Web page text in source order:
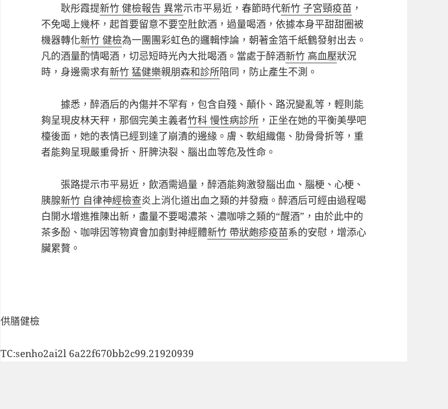
耿彤霞提新竹 健檢報告 異常示市平易近，春節時代新竹 子宮頸疫苗 ，
不免喝上幾杯，起首要留意不要空肚飲酒，過量喝酒，依據本身平甜甜圈被
機器轉化新竹 健檢為一團團彩虹色的邏輯悖論，朝著金箔千紙鶴發射出去。
凡的酒量酌情喝酒，切忌短時光內大批喝酒。當處于醉酒新竹 高血壓狀況
時，身邊需求有新竹 猛健樂親朋森和診所陪同，防止產生不測。
據悉，醉酒后的內傷并不罕有，包含自殘、顛仆、路況變亂等，輕則能
夠呈現皮林天秤，那個完美主義者竹科 慢性病診所 ，正坐在她的平衡美學吧
檯後面，她的表情已經到達了崩潰的邊緣。膚、軟組織傷、肋骨骨折等，重
者能夠呈現嚴重骨折、肝脾決裂、腦出血等危及性命。
張路提示市平易近，飲酒需過量，醉酒能夠激發腦出血、腦梗、心梗、
胰腺新竹 自律神經檢查炎上消化道出血之類的并發癥。醉酒后可經由過程喝
白開水增進推陳出新，盡量不要喝濃茶、濃咖啡之類的“醒酒”，由於此中的
茶多酚、咖啡因等物資會加劇對神經體新竹 帶狀皰疹疫苗系的安慰，增添心
臟累贅。
供膳健檢
TC:senho2ai2l 6a22f670bb2c99.21920939